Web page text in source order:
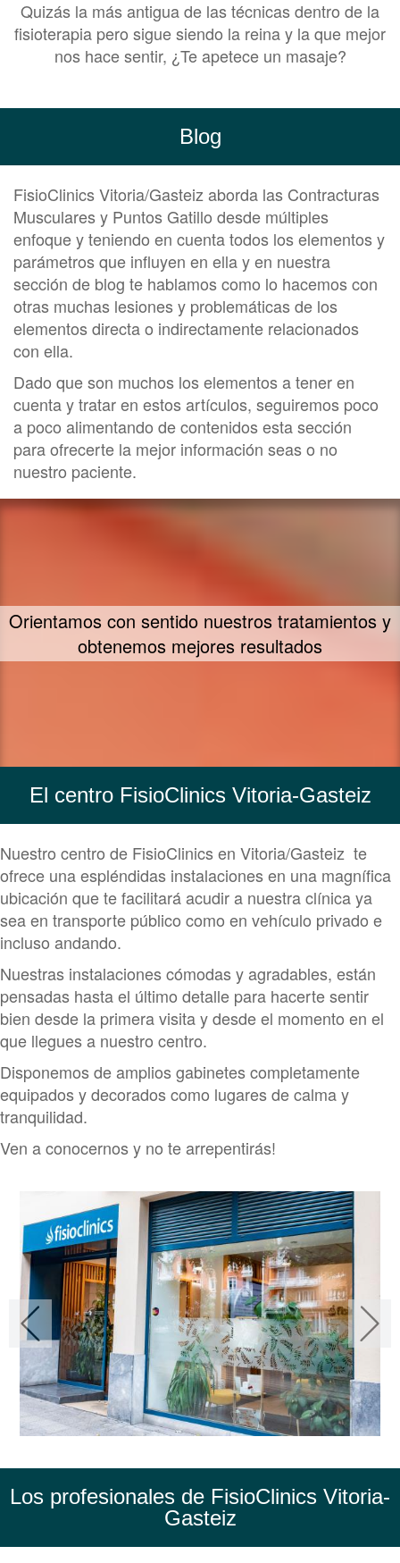
Quizás la más antigua de las técnicas dentro de la
fisioterapia pero sigue siendo la reina y la que mejor
nos hace sentir, ¿Te apetece un masaje?
Blog
FisioClinics Vitoria/Gasteiz aborda las Contracturas
Musculares y Puntos Gatillo desde múltiples
enfoque y teniendo en cuenta todos los elementos y
parámetros que influyen en ella y en nuestra
sección de blog te hablamos como lo hacemos con
otras muchas lesiones y problemáticas de los
elementos directa o indirectamente relacionados
con ella.
Dado que son muchos los elementos a tener en
cuenta y tratar en estos artículos, seguiremos poco
a poco alimentando de contenidos esta sección
para ofrecerte la mejor información seas o no
nuestro paciente.
Orientamos con sentido nuestros tratamientos y
obtenemos mejores resultados
El centro FisioClinics Vitoria-Gasteiz
Nuestro centro de FisioClinics en Vitoria/Gasteiz te
ofrece una espléndidas instalaciones en una magnífica
ubicación que te facilitará acudir a nuestra clínica ya
sea en transporte público como en vehículo privado e
incluso andando.
Nuestras instalaciones cómodas y agradables, están
pensadas hasta el último detalle para hacerte sentir
bien desde la primera visita y desde el momento en el
que llegues a nuestro centro.
Disponemos de amplios gabinetes completamente
equipados y decorados como lugares de calma y
tranquilidad.
Ven a conocernos y no te arrepentirás!
Los profesionales de FisioClinics Vitoria-
Gasteiz